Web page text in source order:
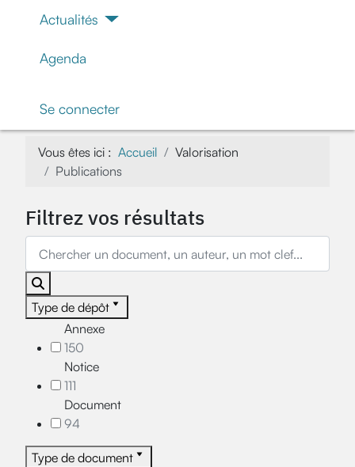
Actualités
Agenda
Se connecter
Vous êtes ici : Accueil
Valorisation
Publications
Filtrez vos résultats
Type de dépôt
Annexe
150
Notice
111
Document
94
Type de document